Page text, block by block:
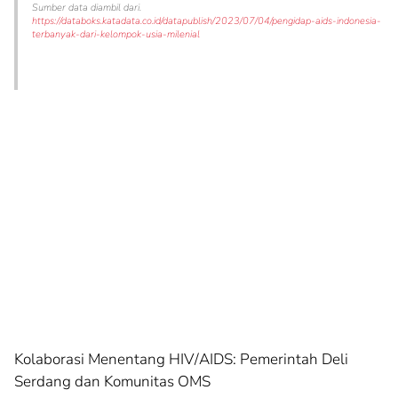
Sumber data diambil dari.
https://databoks.katadata.co.id/datapublish/2023/07/04/pengidap-aids-indonesia-
terbanyak-dari-kelompok-usia-milenial
Kolaborasi Menentang HIV/AIDS: Pemerintah Deli
Serdang dan Komunitas OMS